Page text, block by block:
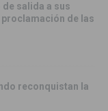
salida a sus
proclamación de las
reconquistan la